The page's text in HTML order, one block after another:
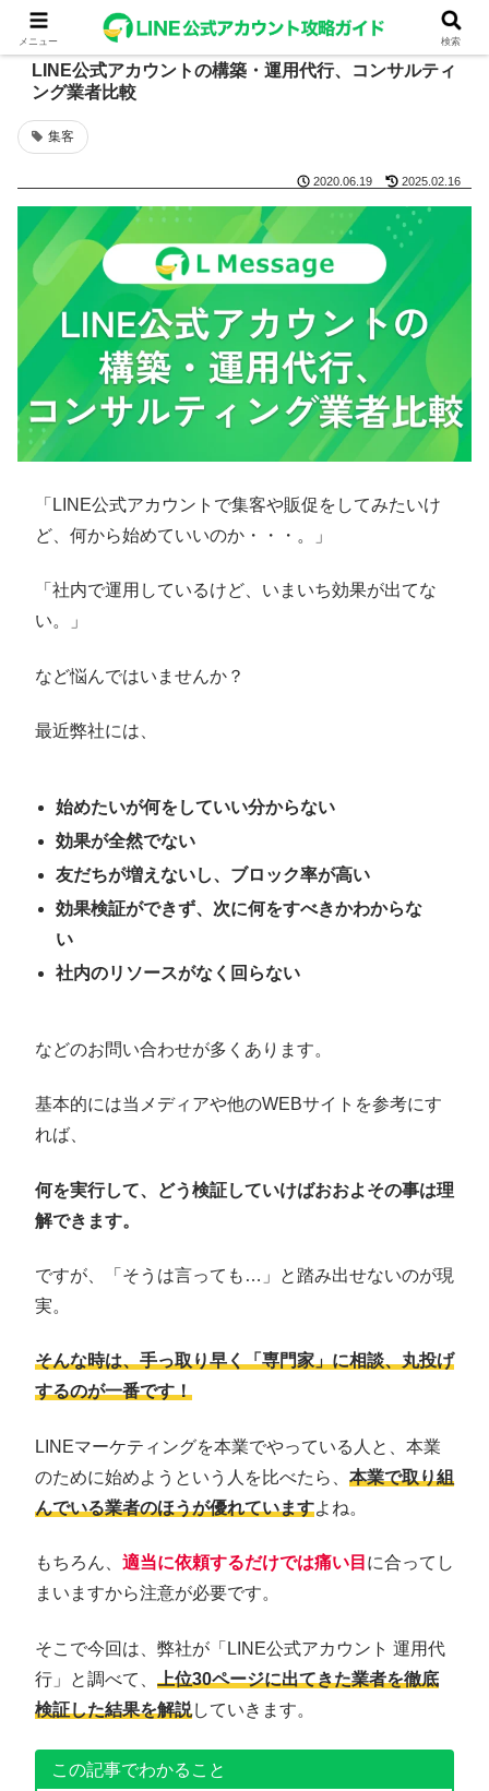
LINE公式アカウントの構築・運用代行、コンサルティ
ング業者比較
集客
2020.06.19 2025.02.16
「LINE公式アカウントで集客や販促をしてみたいけ
ど、何から始めていいのか・・・。」
「社内で運用しているけど、いまいち効果が出てな
い。」
など悩んではいませんか？
最近弊社には、
始めたいが何をしていい分からない
効果が全然でない
友だちが増えないし、ブロック率が高い
効果検証ができず、次に何をすべきかわからな
い
社内のリソースがなく回らない
などのお問い合わせが多くあります。
基本的には当メディアや他のWEBサイトを参考にす
れば、
何を実行して、どう検証していけばおおよその事は理
解できます。
ですが、「そうは言っても…」と踏み出せないのが現
実。
そんな時は、手っ取り早く「専門家」に相談、丸投げ
するのが一番です！
LINEマーケティングを本業でやっている人と、本業
のために始めようという人を比べたら、 本業で取り組
んでいる業者のほうが優れていますよね。
もちろん、 適当に依頼するだけでは痛い目 に合ってし
まいますから注意が必要です。
そこで今回は、弊社が「LINE公式アカウント 運用代
行」と調べて、 上位30ページに出てきた業者を徹底
検証した結果を解説していきます。
この記事でわかること
メニュー 検索